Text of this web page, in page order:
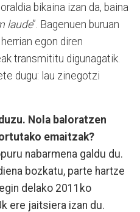
bikaina izan da, baina
laude”. Bagenuen buruan
egon diren
transmititu digunagatik.
dugu: lau zinegotzi
Nola baloratzen
emaitzak?
nabarmena galdu du.
bozkatu, parte hartze
delako 2011ko
ere jaitsiera izan du.